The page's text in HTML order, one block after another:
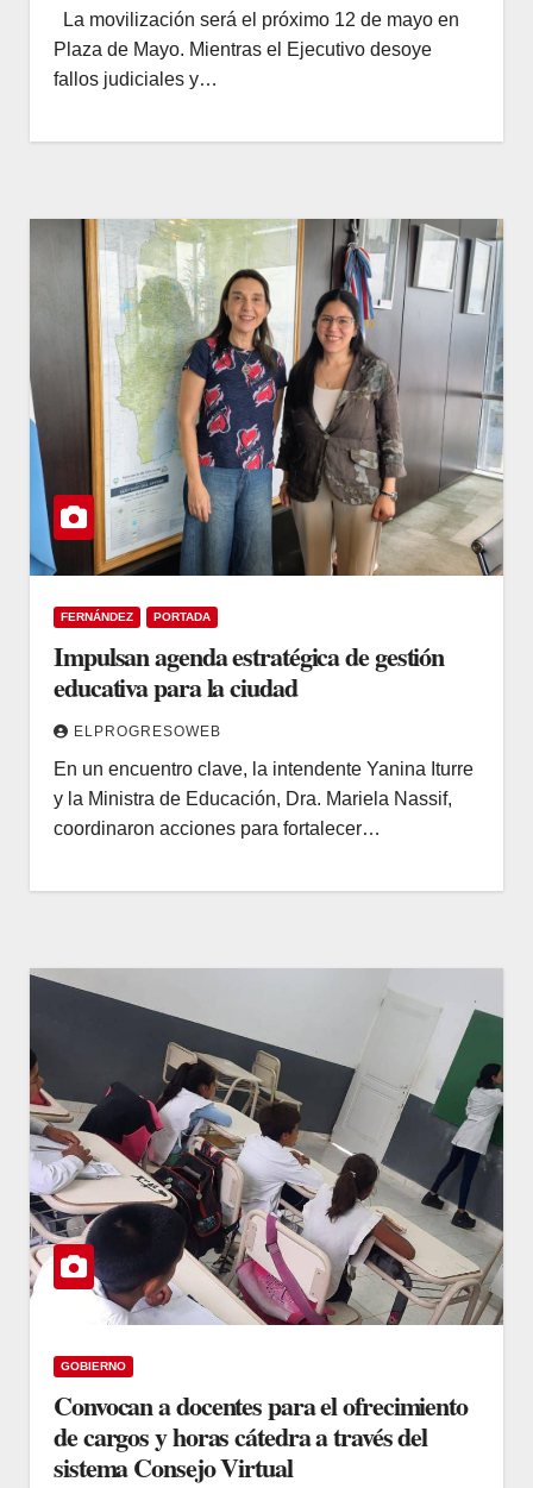
La movilización será el próximo 12 de mayo en
Plaza de Mayo. Mientras el Ejecutivo desoye
fallos judiciales y…
FERNÁNDEZ PORTADA
Impulsan agenda estratégica de gestión
educativa para la ciudad
ELPROGRESOWEB
En un encuentro clave, la intendente Yanina Iturre
y la Ministra de Educación, Dra. Mariela Nassif,
coordinaron acciones para fortalecer…
GOBIERNO
Convocan a docentes para el ofrecimiento
de cargos y horas cátedra a través del
sistema Consejo Virtual